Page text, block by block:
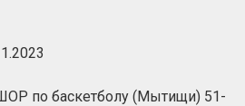
по баскетболу (Мытищи) 51-